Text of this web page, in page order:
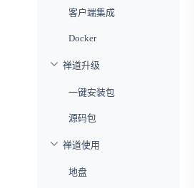
客户端集成
Docker
禅道升级
一键安装包
源码包
禅道使用
地盘